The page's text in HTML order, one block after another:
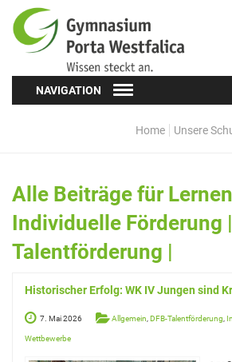
NAVIGATION
Home Unsere
Oberstufe
Formulare
Schulsozialarbeit
Eltern
Alle Beiträge für Lernen
Individuelle Förderung |
Talentförderung |
Historischer Erfolg: WK IV Jungen sind
7. Mai 2026 Allgemein DFB-Talentförderung
Wettbewerbe